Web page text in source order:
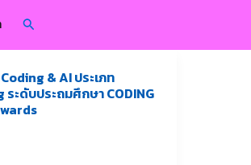
Search
& AI ประเภท
ะดับประถมศึกษา CODING